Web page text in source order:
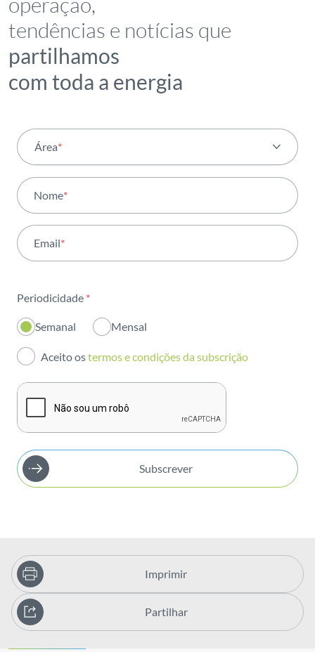
tendências e notícias que
partilhamos
com toda a energia
Área*
Atividade
Institucional
Inovação
Investidores
Publicações
Nome*
Email*
Periodicidade *
Semanal Mensal
Aceito ostermos e condições da subscrição
Subscrever
Imprimir
Partilhar